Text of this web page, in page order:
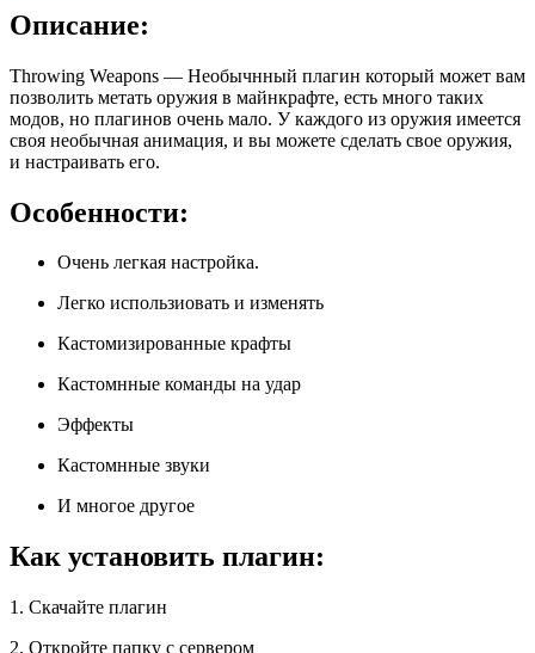
Описание:
Throwing Weapons — Необычнный плагин который может вам
позволить метать оружия в майнкрафте, есть много таких
модов, но плагинов очень мало. У каждого из оружия имеется
своя необычная анимация, и вы можете сделать свое оружия,
и настраивать его.
Особенности:
Очень легкая настройка.
Легко использиовать и изменять
Кастомизированные крафты
Кастомнные команды на удар
Эффекты
Кастомнные звуки
И многое другое
Как установить плагин:
1. Скачайте плагин
2. Откройте папку с сервером